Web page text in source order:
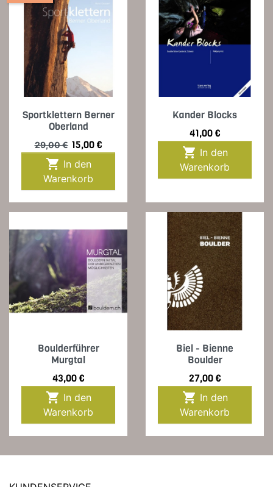
Sportklettern Berner
Oberland
Verkaufspreis
29,00 € Preis
15,00 €

Warenkorb
Kander Blocks
Preis
41,00 €

Warenkorb
Boulderführer
Murgtal
Preis
43,00 €

Warenkorb
Biel - Bienne
Boulder
Preis
27,00 €

Warenkorb